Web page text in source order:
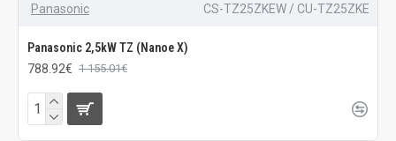
Panasonic CS-TZ25ZKEW / CU-TZ25ZKE
Panasonic 2,5kW TZ (Nanoe X)
788.92€ 1 155.01€